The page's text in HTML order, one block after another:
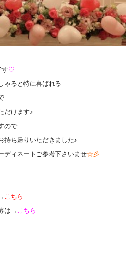
す♡
ゃると特に喜ばれる
だけます♪
ので
持ち帰りいただきました♪
ディネートご参考下さいませ☆彡
こちら
は→ こちら